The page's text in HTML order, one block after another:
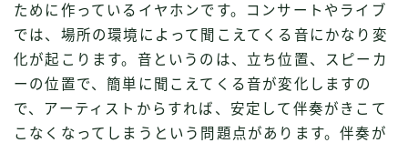
ために作っているイヤホンです。コンサートやライブ
では、場所の環境によって聞こえてくる音にかなり変
化が起こります。音というのは、立ち位置、スピーカ
ーの位置で、簡単に聞こえてくる音が変化しますの
で、アーティストからすれば、安定して伴奏がきこて
こなくなってしまうという問題点があります。伴奏が